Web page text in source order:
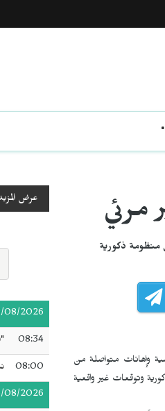
مرئي
منظومة ذكورية
وإهانات متواصلة من
وتوقعات غير واقعية
عرض
08/2026
08:34
08:00
08/2026